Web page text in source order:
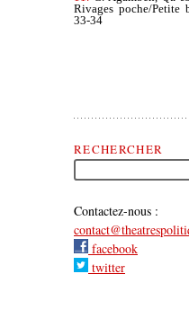
Rivages poche/Petite
33-34
Rechercher
RECHERCHER
Contactez-nous :
facebook
twitter